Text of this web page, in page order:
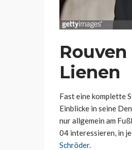
Lienen
Fast eine komplette
Einblicke in seine
nur allgemein am
04 interessieren, in
Schröder.